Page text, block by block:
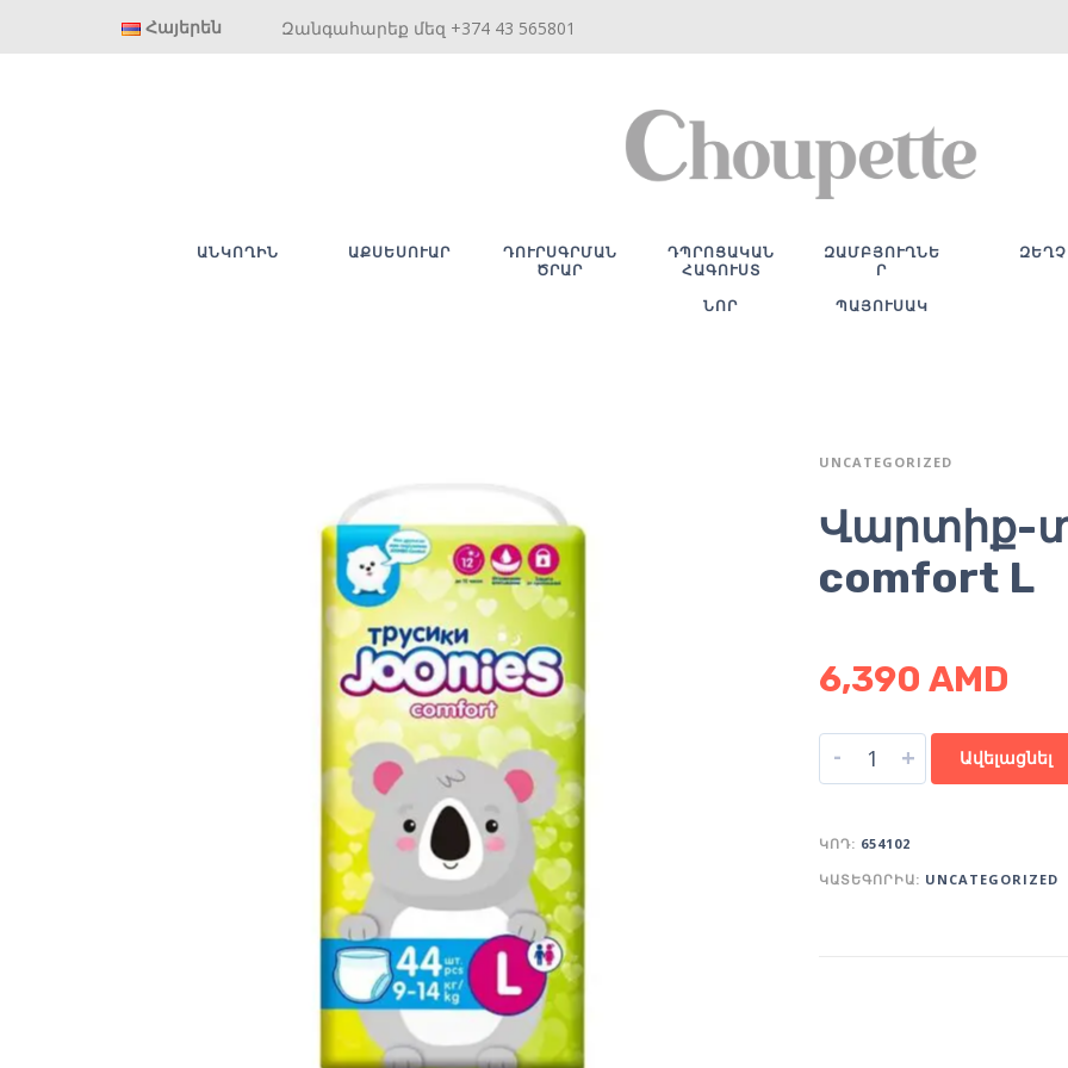
Հայերեն Զանգահարեք մեզ +374 43 565801
ԱՆԿՈՂԻՆ ԱՔՍԵՍՈՒԱՐ
ԴՈՒՐՍԳՐՄԱՆ
ԾՐԱՐ
ԴՊՐՈՑԱԿԱՆ
ՀԱԳՈՒՍՏ
ԶԱՄԲՅՈՒՂՆԵ
Ր
ԶԵՂՉ
ՆՈՐ ՊԱՅՈՒՍԱԿ
UNCATEGORIZED
Վարտիք-
comfort L
6,390 AMD
- + Ավելացնել
ԿՈԴ: 654102
ԿԱՏԵԳՈՐԻԱ: UNCATEGORIZED